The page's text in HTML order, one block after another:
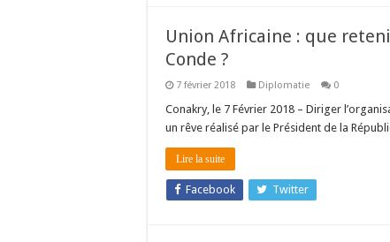
Union Africaine : que
Conde ?
7 février 2018 Diplomatie 0
Conakry, le 7 Février 2018 – Diriger
un rêve réalisé par le Président de la
Lire la suite
Facebook Twitter